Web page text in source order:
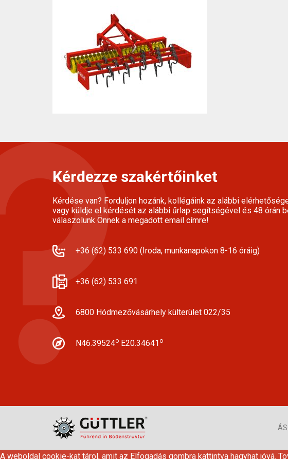
Kérdezze szakértőinket
Kérdése van? Forduljon hozánk, kollégáink az alábbi
vagy küldje el kérdését az alábbi űrlap segítségével és 48 órán
válaszolunk Önnek a megadott email címre!
+36 (62) 533 690 (Iroda, munkanapokon 8-16 óráig)
+36 (62) 533 691
6800 Hódmezővásárhely külterület 022/35
N46.39524o E20.34641 o
A weboldal cookie-kat tárol, amit az Elfogadás gombra kattintva hagyhat jóvá.